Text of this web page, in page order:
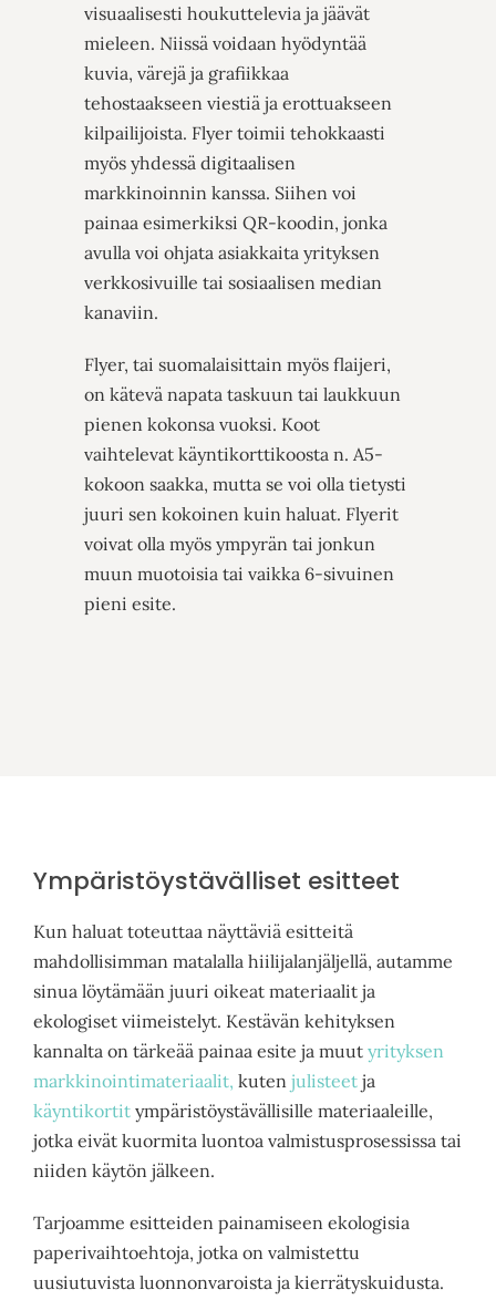
visuaalisesti houkuttelevia ja jäävät
mieleen. Niissä voidaan hyödyntää
kuvia, värejä ja grafiikkaa
tehostaakseen viestiä ja erottuakseen
kilpailijoista. Flyer toimii tehokkaasti
myös yhdessä digitaalisen
markkinoinnin kanssa. Siihen voi
painaa esimerkiksi QR-koodin, jonka
avulla voi ohjata asiakkaita yrityksen
verkkosivuille tai sosiaalisen median
kanaviin.
Flyer,tai suomalaisittain myös flaijeri,
on kätevä napata taskuun tai laukkuun
pienen kokonsa vuoksi. Koot
vaihtelevat käyntikorttikoosta n. A5-
kokoon saakka, mutta se voi olla tietysti
juuri sen kokoinen kuin haluat. Flyerit
voivat olla myös ympyrän tai jonkun
muun muotoisia tai vaikka 6-sivuinen
pieni esite.
Ympäristöystävälliset esitteet
Kun haluat toteuttaa näyttäviä esitteitä
mahdollisimman matalalla hiilijalanjäljellä, autamme
sinua löytämään juuri oikeat materiaalit ja
ekologiset viimeistelyt. Kestävän kehityksen
kannalta on tärkeää painaa esite ja muut yrityksen
markkinointimateriaalit, kuten julisteetja
käyntikortitympäristöystävällisille materiaaleille,
jotka eivät kuormita luontoa valmistusprosessissa tai
niiden käytön jälkeen.
Tarjoamme esitteiden painamiseen ekologisia
paperivaihtoehtoja, jotka on valmistettu
uusiutuvista luonnonvaroista ja kierrätyskuidusta.